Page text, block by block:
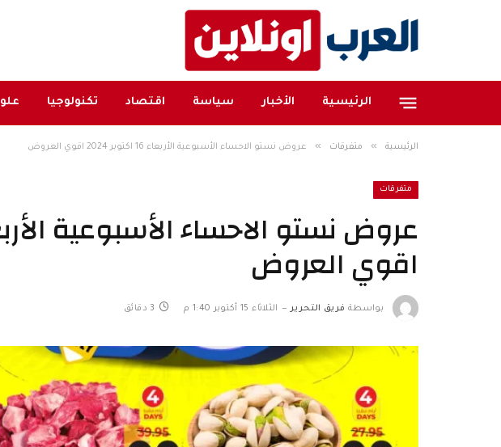
الرئيسية الأخبار سياسة اقتصاد تكنولوجيا
الرئيسية » متفرقات » عروض نستو الاحساء الأسبوعية الأربعاء 16 اكتوبر 2024 اقوي العروض
متفرقات
اقوي العروض
بواسطة فريق التحرير الثلاثاء 15 أكتوبر 1:40 م 3 دقائق